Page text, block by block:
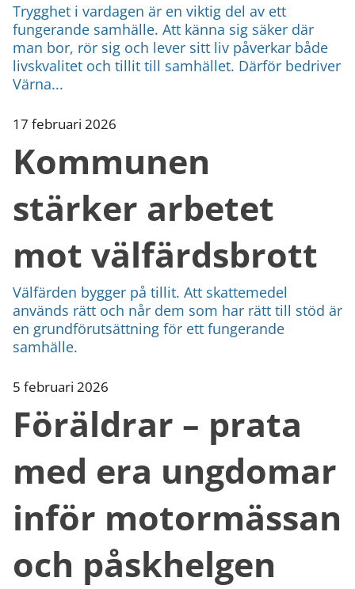
Trygghet i vardagen är en viktig del av ett
fungerande samhälle. Att känna sig säker där
man bor, rör sig och lever sitt liv påverkar både
livskvalitet och tillit till samhället. Därför bedriver
Värna...
17 februari 2026
Kommunen
stärker arbetet
mot välfärdsbrott
Välfärden bygger på tillit. Att skattemedel
används rätt och når dem som har rätt till stöd är
en grundförutsättning för ett fungerande
samhälle.
5 februari 2026
Föräldrar – prata
med era ungdomar
inför motormässan
och påskhelgen